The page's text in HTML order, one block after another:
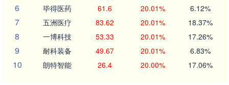
6 毕得医药 61.6 20.01% 6.12%
7 五洲医疗 83.62 20.01% 18.37%
8 一博科技 53.33 20.01% 17.26%
9 耐科装备 49.67 20.01% 6.83%
10 朗特智能 26.4 20.00% 17.06%